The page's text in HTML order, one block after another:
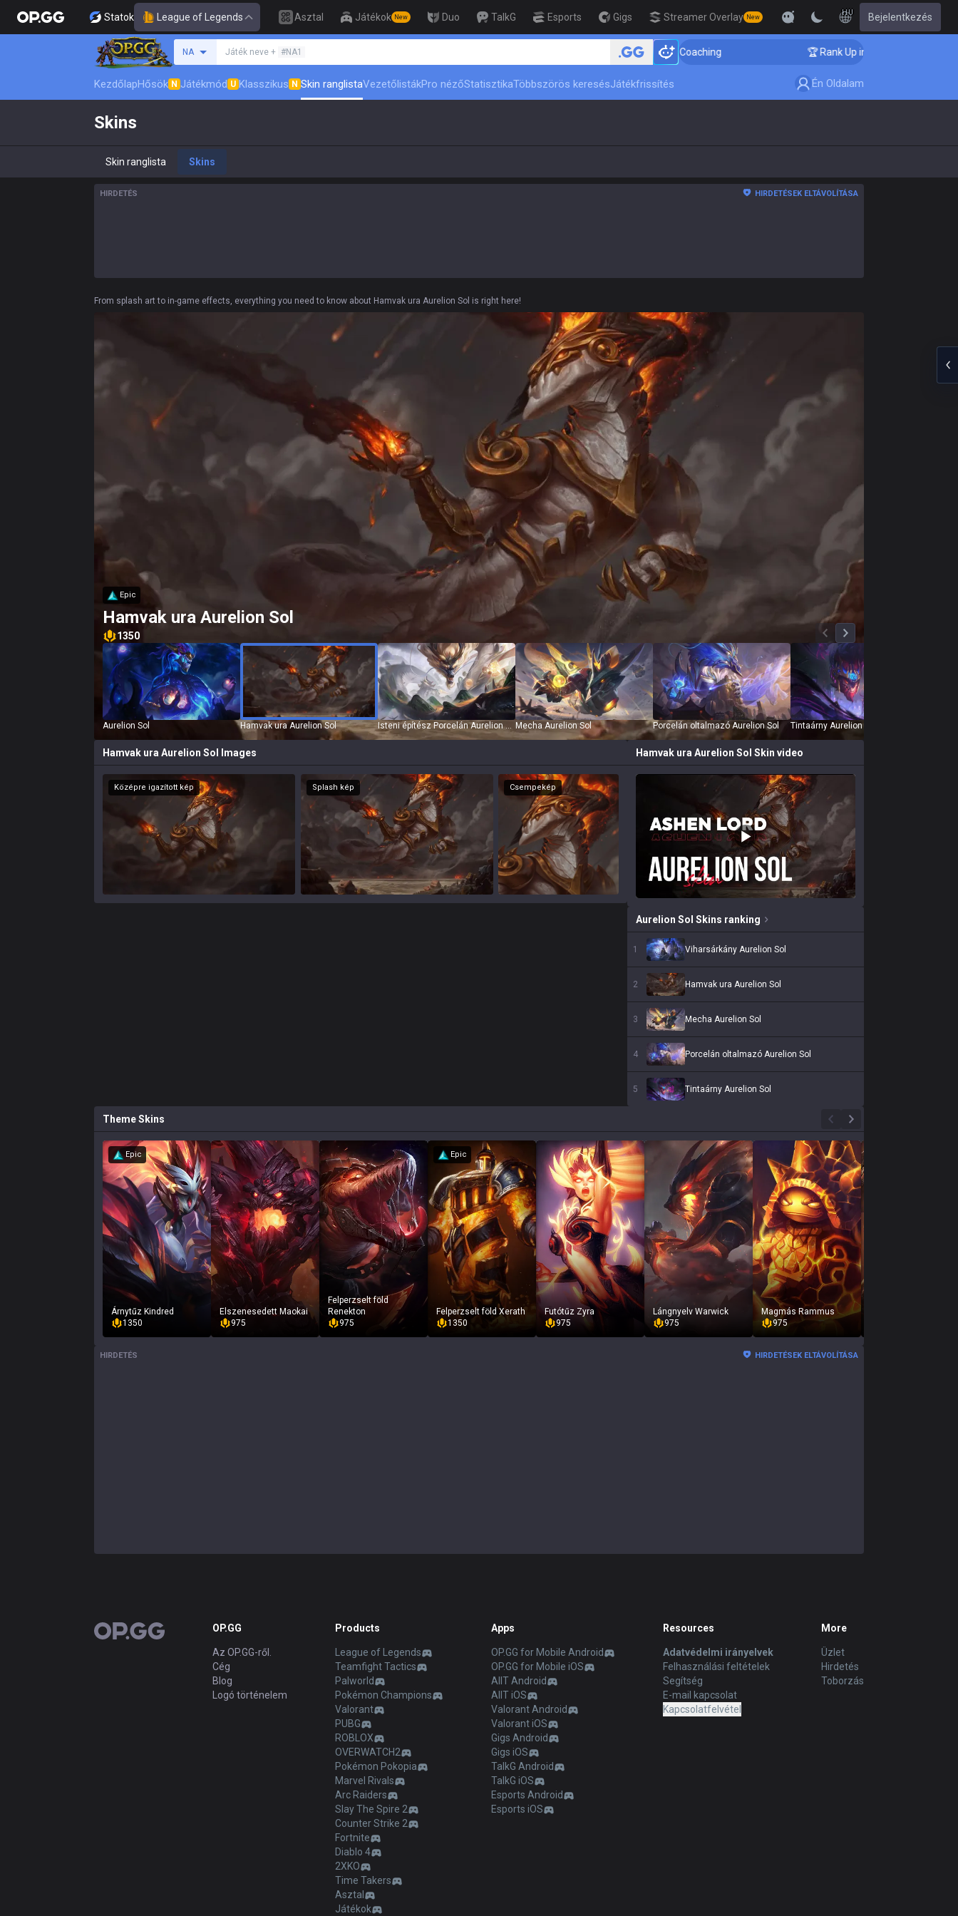
Statok League of Legends Asztal Játékok New Duo TalkG Esports Gigs Streamer Overlay New
HU Bejelentkezés
NA
Keresés egy szummonert
Játék neve + #NA1 🏆 Rank Up in 3 Days! Challenger Coaching 🏆 Rank Up in 3 Days! Challenger
KezdőlapHősök N Játékmód U Klasszikus N Skin ranglistaVezetőlistákPro nézőStatisztikaTöbbszörös keresésJátékfrissítés Én Oldalam
Skins
Skin ranglista Skins
HIRDETÉS HIRDETÉSEK ELTÁVOLÍTÁSA
From splash art to in-game effects, everything you need to know about Hamvak ura Aurelion Sol is right here!
Epic
Hamvak ura Aurelion Sol
1350
Aurelion Sol Hamvak ura Aurelion Sol Isteni építész Porcelán Aurelion Sol Mecha Aurelion Sol Porcelán oltalmazó Aurelion Sol Tintaárny Aurelion Sol
Hamvak ura Aurelion Sol Images
Középre igazított kép Splash kép Csempekép
Hamvak ura Aurelion Sol Skin video
Aurelion Sol Skins ranking
1 Viharsárkány Aurelion Sol
2 Hamvak ura Aurelion Sol
3 Mecha Aurelion Sol
4 Porcelán oltalmazó Aurelion Sol
5 Tintaárny Aurelion Sol
ThemeSkins
Epic
Árnytűz Kindred
1350
Elszenesedett Maokai
975
Felperzselt föld
Renekton
975
Epic
Felperzselt föld Xerath
1350
Futótűz Zyra
975
Lángnyelv Warwick
975
Magmás Rammus
975
HIRDETÉS HIRDETÉSEK ELTÁVOLÍTÁSA
OP.GG OP.GG
Az OP.GG-ről.
Cég
Blog
Logó történelem
Products
League of Legends
Teamfight Tactics
Palworld
Pokémon Champions
Valorant
PUBG
ROBLOX
OVERWATCH2
Pokémon Pokopia
Marvel Rivals
Arc Raiders
Slay The Spire 2
Counter Strike 2
Fortnite
Diablo 4
2XKO
Time Takers
Asztal
Játékok
Apps
OP.GG for Mobile Android
OP.GG for Mobile iOS
AllT Android
AllT iOS
Valorant Android
Valorant iOS
Gigs Android
Gigs iOS
TalkG Android
TalkG iOS
Esports Android
Esports iOS
Resources
Adatvédelmi irányelvek
Felhasználási feltételek
Segítség
E-mail kapcsolat
Kapcsolatfelvétel
More
Üzlet
Hirdetés
Toborzás